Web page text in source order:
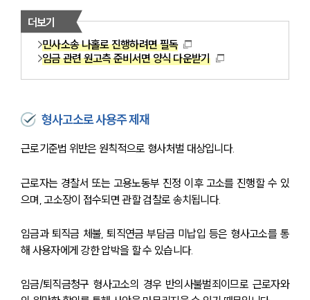
더보기
민사소송 나홀로 진행하려면 필독
임금 관련 원고측 준비서면 양식 다운받기
형사고소로 사용주 제재
근로기준법 위반은 원칙적으로 형사처벌 대상입니다.
근로자는 경찰서 또는 고용노동부 진정 이후 고소를 진행할 수 있
으며, 고소장이 접수되면 관할 검찰로 송치됩니다.
임금과 퇴직금 체불, 퇴직연금 부담금 미납입 등은 형사고소를 통
해 사용자에게 강한 압박을 할 수 있습니다.
임금/퇴직금청구 형사고소의 경우 반의사불벌죄이므로 근로자와